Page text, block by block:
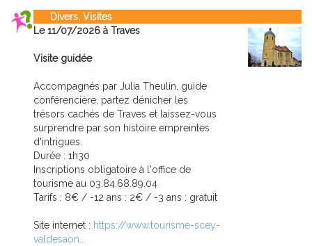
Divers, Visites
Le 11/07/2026 à Traves
Visite guidée
Accompagnés par Julia Theulin, guide
conférencière, partez dénicher les
trésors cachés de Traves et laissez-vous
surprendre par son histoire empreintes
d'intrigues.
Durée : 1h30
Inscriptions obligatoire à l'office de
tourisme au 03.84.68.89.04
Tarifs : 8€ / -12 ans : 2€ / -3 ans : gratuit
Site internet : https://www.tourisme-scey-
valdesaon...